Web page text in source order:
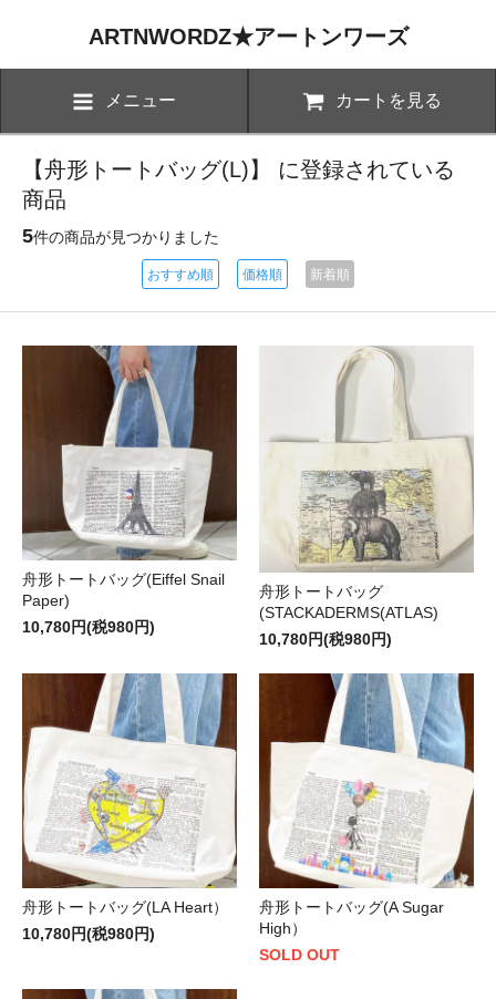
ARTNWORDZ★アートンワーズ
メニュー カートを見る
【舟形トートバッグ(L)】 に登録されている
商品
5件の商品が見つかりました
おすすめ順 価格順 新着順
舟形トートバッグ(Eiffel Snail
Paper)
10,780円(税980円)
舟形トートバッグ
(STACKADERMS(ATLAS)
10,780円(税980円)
舟形トートバッグ(LA Heart）
10,780円(税980円)
舟形トートバッグ(A Sugar
High）
SOLD OUT